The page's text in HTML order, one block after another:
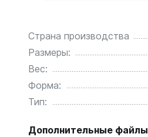
Страна производства
Размеры:
Вес:
Форма:
Тип:
Дополнительные файлы